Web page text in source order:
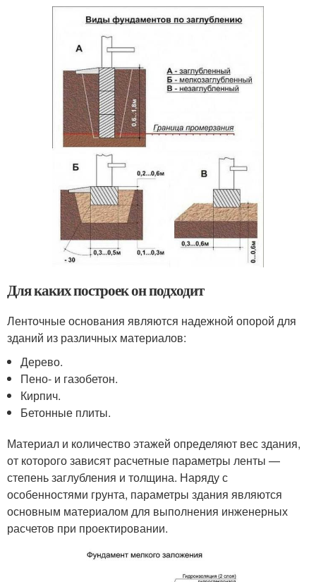
Для каких построек он подходит
Ленточные основания являются надежной опорой для
зданий из различных материалов:
Дерево.
Пено- и газобетон.
Кирпич.
Бетонные плиты.
Материал и количество этажей определяют вес здания,
от которого зависят расчетные параметры ленты —
степень заглубления и толщина. Наряду с
особенностями грунта, параметры здания являются
основным материалом для выполнения инженерных
расчетов при проектировании.